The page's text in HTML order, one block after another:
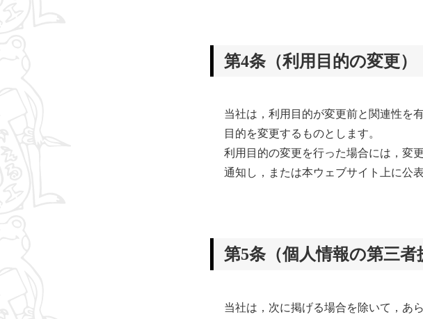
第4条（利用目的の変更）
当社は，利用目的が変更前と関連性を
目的を変更するものとします。
利用目的の変更を行った場合には，変
通知し，または本ウェブサイト上に公
第5条（個人情報の第三者
当社は，次に掲げる場合を除いて，あ